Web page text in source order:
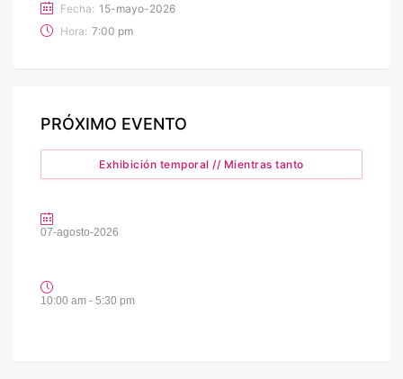
Fecha: 15-mayo-2026
Hora: 7:00 pm
PRÓXIMO EVENTO
Exhibición temporal // Mientras tanto
07-agosto-2026
10:00 am - 5:30 pm